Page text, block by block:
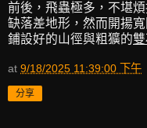
前後，飛蟲極多，不堪
缺落差地形，然而開揚
鋪設好的山徑與粗獷的
at 9/18/2025 11:39:00 下午
分享